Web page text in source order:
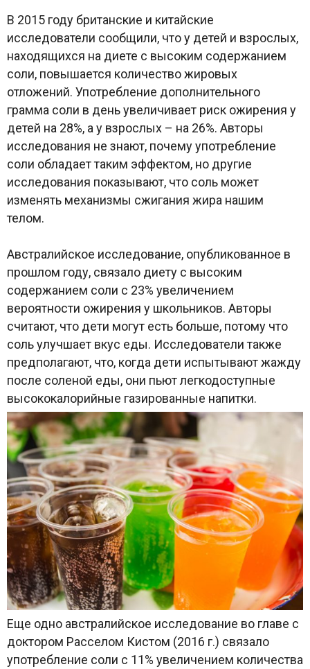
В 2015 году британские и китайские
исследователи сообщили, что у детей и взрослых,
находящихся на диете с высоким содержанием
соли, повышается количество жировых
отложений. Употребление дополнительного
грамма соли в день увеличивает риск ожирения у
детей на 28%, а у взрослых – на 26%. Авторы
исследования не знают, почему употребление
соли обладает таким эффектом, но другие
исследования показывают, что соль может
изменять механизмы сжигания жира нашим
телом.
Австралийское исследование, опубликованное в
прошлом году, связало диету с высоким
содержанием соли с 23% увеличением
вероятности ожирения у школьников. Авторы
считают, что дети могут есть больше, потому что
соль улучшает вкус еды. Исследователи также
предполагают, что, когда дети испытывают жажду
после соленой еды, они пьют легкодоступные
высококалорийные газированные напитки.
Еще одно австралийское исследование во главе с
доктором Расселом Кистом (2016 г.) связало
употребление соли с 11% увеличением количества